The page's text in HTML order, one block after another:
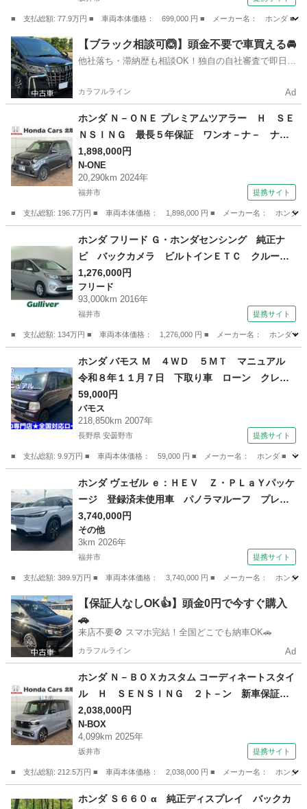
■ 支払総額: 77.9万円 ■ 車両本体価格： 699,000 円 ■ メーカー名： ホンダ ■
福井 坂井市 N-BOX
【ブラック相談可🙆】頭金不要で車買える🚘
他社落ち・滞納歴も相談OK！独自の自社審査で即日解
カラフルライン Ad
ホンダ Ｎ－ＯＮＥ プレミアムツアラー Ｈ ＳＥ
ＮＳＩＮＧ 最長５年保証 ワンオ－ナ－ ナビ
ＬＸＵ－２４７ＮＢｉ ＴＶ Ｒカメラ ＣＤ録
音 ＤＶＤ ドラレコ シ－トヒ－タ－ ＬＥＤ
ライト ＶＳＡ クルコン アルミ スマ－トキ
1,898,000円
N-ONE
20,290km 2024年
福井市 提携サイト
■ 支払総額: 196.7万円 ■ 車両本体価格： 1,898,000 円 ■ メーカー名： ホン
N-ONE
ホンダ フリード Ｇ・ホンダセンシング 純正ナ
ビ バックカメラ ビルトインＥＴＣ クルーズ
コントロール 車線逸脱警報機能 両側パワース
ライドドア ヘッドライドレベライザー アイド
リングストップ 衝突軽減ブレーキ ドライブレ
1,276,000円
フリード
93,000km 2016年
福井市 提携サイト
■ 支払総額: 134万円 ■ 車両本体価格： 1,276,000 円 ■ メーカー名： ホンダ ■
フリード
ホンダ バモス Ｍ ４ＷＤ ５ＭＴ マニュアル
令和８年１１月７日 下取り車 ローン クレジ
ット （検8.11）
59,000円
バモス
218,850km 2007年
長野県 安曇野市 提携サイト
■ 支払総額: 9.9万円 ■ 車両本体価格： 59,000 円 ■ メーカー名： ホンダ ■
バモス
ホンダ ヴェゼル ｅ：ＨＥＶ Ｚ・ＰＬａＹパッケ
ージ 登録済未使用車 パノラマルーフ プレミ
アムオーディオ 電動リアゲート ＥＴＣ メモ
リーナビ フルセグＴＶ マルチビューカメラ
Ｂｌｕｅｔｏｏｔｈ スマートキー プッシュス
3,740,000円
その他
3km 2026年
福井市 提携サイト
■ 支払総額: 389.9万円 ■ 車両本体価格： 3,740,000 円 ■ メーカー名： ホンダ
福井 福井市 その他
【保証人なしOK👍】頭金0円で今すぐ購入
🚗
来店不要🚫 スマホ完結！全国どこでも納車OK🚗
カラフルライン Ad
ホンダ Ｎ－ＢＯＸカスタム コーディネートスタイ
ル Ｈ ＳＥＮＳＩＮＧ ２ト－ン 新車保証
試乗車 ワンオ－ナ－ ナビＶＸＭ－２４５ＺＦ
Ｅｉ ＴＶ Ｒカメラ ＢＴオ－ディオ ドラレ
コ シ－トヒ－タ－ ＥＴＣ ＬＥＤライト 両
側電動ドア ＶＳＡ アルミ （検10.8）
2,038,000円
N-BOX
4,099km 2025年
坂井市 提携サイト
■ 支払総額: 212.5万円 ■ 車両本体価格： 2,038,000 円 ■ メーカー名： ホン
N-BOX
ホンダ Ｓ６６０ α 純正ディスプレイ バックカ